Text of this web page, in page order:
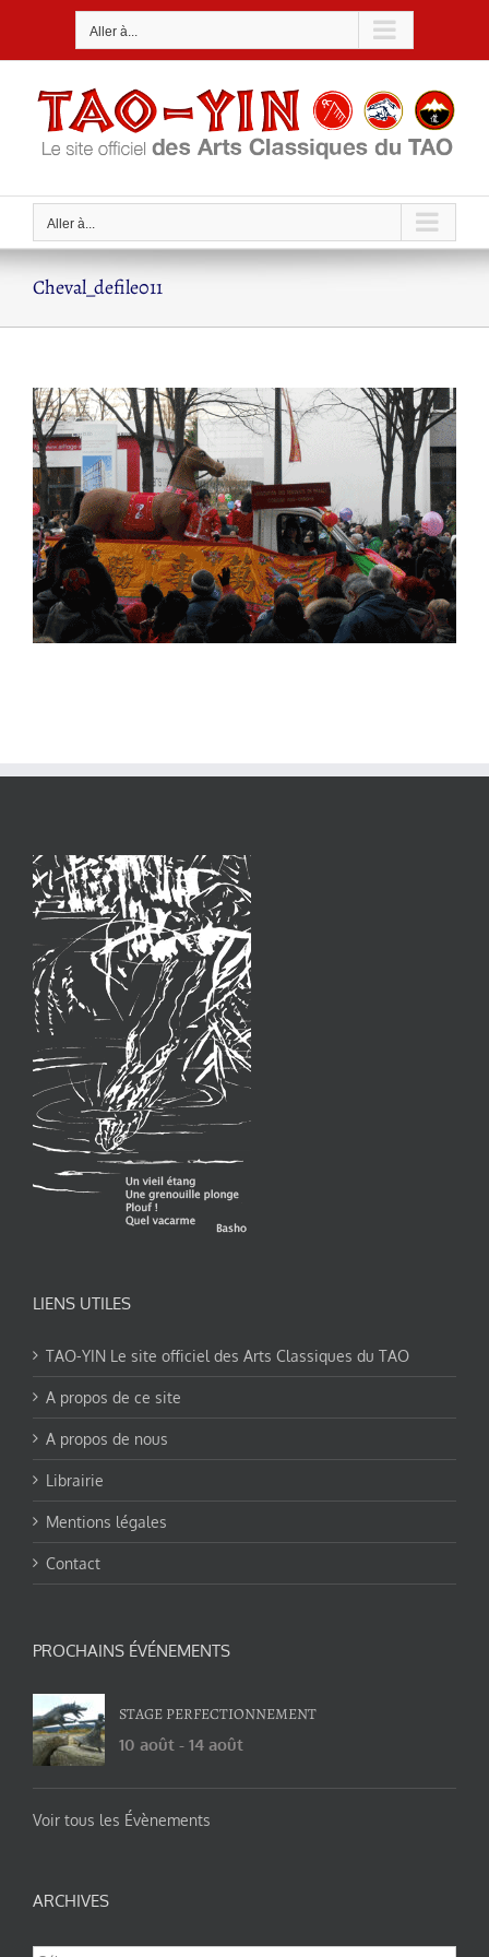
Aller à...
Aller à...
Cheval_defile011
LIENS UTILES
TAO-YIN Le site officiel des Arts Classiques du TAO
A propos de ce site
A propos de nous
Librairie
Mentions légales
Contact
PROCHAINS ÉVÉNEMENTS
STAGE PERFECTIONNEMENT
10 août - 14 août
Voir tous les Évènements
ARCHIVES